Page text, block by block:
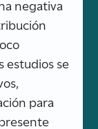
negativa
estudios se
para